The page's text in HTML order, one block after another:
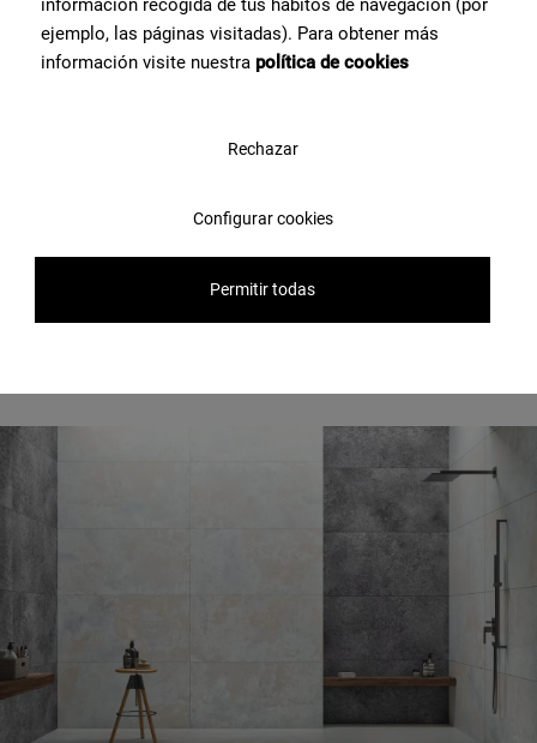
Scopri il risultato di alcuni
nostri prodotti in diversi
ejemplo, las páginas visitadas). Para obtener más
información visite nuestra política de cookies
Rechazar
Configurar cookies
Permitir todas